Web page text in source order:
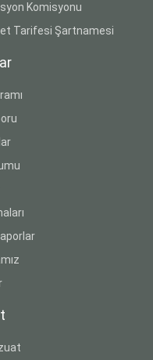
Komisyonu
Tarifesi Şartnamesi